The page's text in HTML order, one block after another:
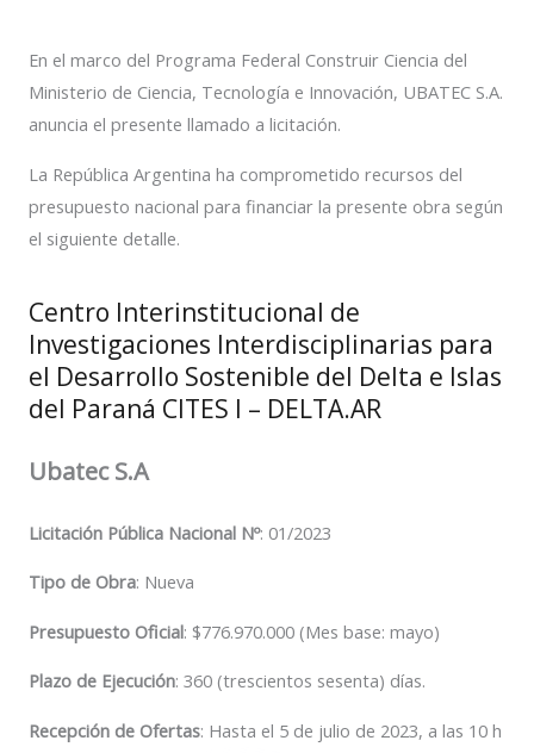
En el marco del Programa Federal Construir Ciencia del
Ministerio de Ciencia, Tecnología e Innovación, UBATEC S.A.
anuncia el presente llamado a licitación.
La República Argentina ha comprometido recursos del
presupuesto nacional para financiar la presente obra según
el siguiente detalle.
Centro Interinstitucional de
Investigaciones Interdisciplinarias para
el Desarrollo Sostenible del Delta e Islas
del Paraná CITES I – DELTA.AR
Ubatec S.A
Licitación Pública Nacional Nº: 01/2023
Tipo de Obra: Nueva
Presupuesto Oficial: $776.970.000 (Mes base: mayo)
Plazo de Ejecución: 360 (trescientos sesenta) días.
Recepción de Ofertas: Hasta el 5 de julio de 2023, a las 10 h